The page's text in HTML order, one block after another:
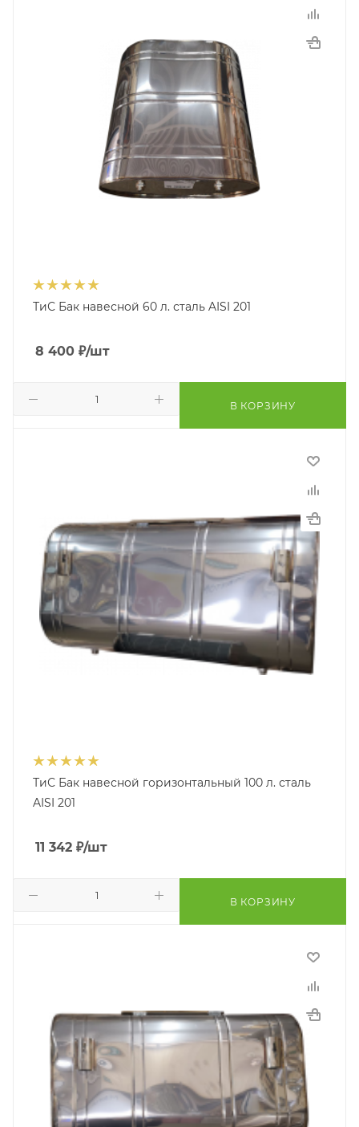
ТиС Бак навесной 60 л. сталь AISI 201
8 400 ₽/шт
В КОРЗИНУ
ТиС Бак навесной горизонтальный 100 л. сталь
AISI 201
11 342 ₽/шт
В КОРЗИНУ